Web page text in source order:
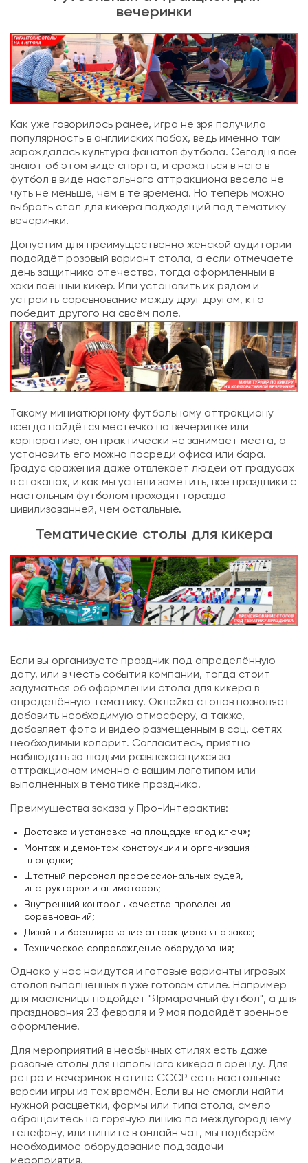
вечеринки
Как уже говорилось ранее, игра не зря получила
популярность в английских пабах, ведь именно там
зарождалась культура фанатов футбола. Сегодня все
знают об этом виде спорта, и сражаться в него в
футбол в виде настольного аттракциона весело не
чуть не меньше, чем в те времена. Но теперь можно
выбрать стол для кикера подходящий под тематику
вечеринки.
Допустим для преимущественно женской аудитории
подойдёт розовый вариант стола, а если отмечаете
день защитника отечества, тогда оформленный в
хаки военный кикер. Или установить их рядом и
устроить соревнование между друг другом, кто
победит другого на своём поле.
Такому миниатюрному футбольному аттракциону
всегда найдётся местечко на вечеринке или
корпоративе, он практически не занимает места, а
установить его можно посреди офиса или бара.
Градус сражения даже отвлекает людей от градусах
в стаканах, и как мы успели заметить, все праздники с
настольным футболом проходят гораздо
цивилизованней, чем остальные.
Тематические столы для кикера
Если вы организуете праздник под определённую
дату, или в честь события компании, тогда стоит
задуматься об оформлении стола для кикера в
определённую тематику. Оклейка столов позволяет
добавить необходимую атмосферу, а также,
добавляет фото и видео размещённым в соц. сетях
необходимый колорит. Согласитесь, приятно
наблюдать за людьми развлекающихся за
аттракционом именно с вашим логотипом или
выполненных в тематике праздника.
Преимущества заказа у Про-Интерактив:
Доставка и установка на площадке «под ключ»;
Монтаж и демонтаж конструкции и организация
площадки;
Штатный персонал профессиональных судей,
инструкторов и аниматоров;
Внутренний контроль качества проведения
соревнований;
Дизайн и брендирование аттракционов на заказ;
Техническое сопровождение оборудования;
Однако у нас найдутся и готовые варианты игровых
столов выполненных в уже готовом стиле. Например
для масленицы подойдёт "Ярмарочный футбол", а для
празднования 23 февраля и 9 мая подойдёт военное
оформление.
Для мероприятий в необычных стилях есть даже
розовые столы для напольного кикера в аренду. Для
ретро и вечеринок в стиле СССР есть настольные
версии игры из тех времён. Если вы не смогли найти
нужной расцветки, формы или типа стола, смело
обращайтесь на горячую линию по междугороднему
телефону, или пишите в онлайн чат, мы подберём
необходимое оборудование под задачи